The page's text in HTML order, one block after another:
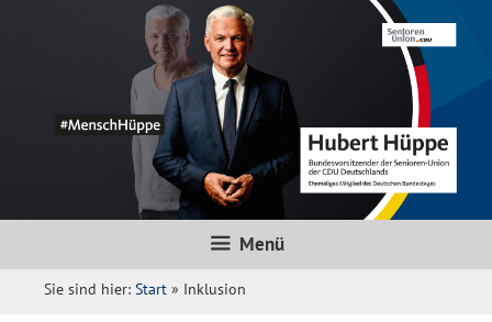
Menü
Sie sind hier: Start » Inklusion